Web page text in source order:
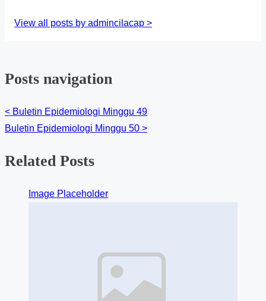
View all posts by admincilacap >
Posts navigation
< Buletin Epidemiologi Minggu 49
Buletin Epidemiologi Minggu 50 >
Related Posts
Image Placeholder